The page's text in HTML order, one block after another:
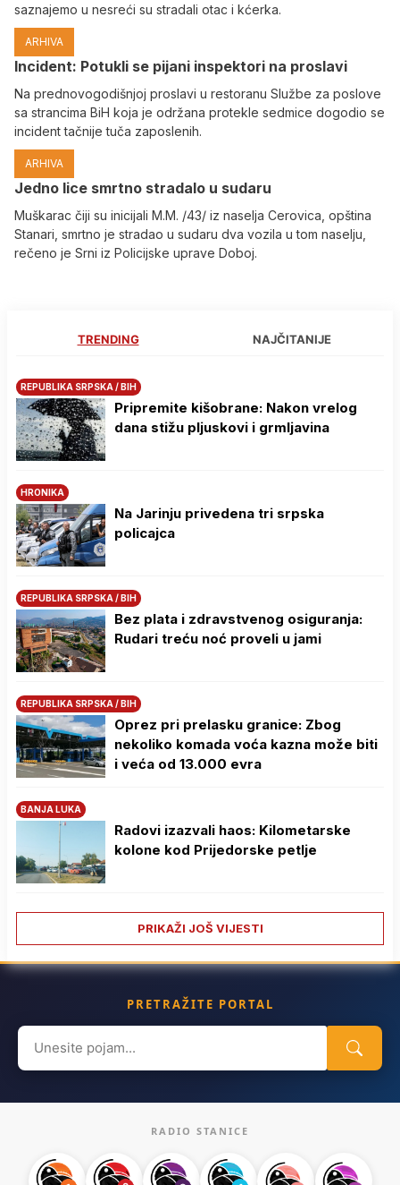
saznajemo u nesreći su stradali otac i kćerka.
ARHIVA
Incident: Potukli se pijani inspektori na proslavi
Na prednovogodišnjoj proslavi u restoranu Službe za poslove
sa strancima BiH koja je održana protekle sedmice dogodio se
incident tačnije tuča zaposlenih.
ARHIVA
Јedno lice smrtno stradalo u sudaru
Muškarac čiji su inicijali M.M. /43/ iz naselja Cerovica, opština
Stanari, smrtno je stradao u sudaru dva vozila u tom naselju,
rečeno je Srni iz Policijske uprave Doboj.
TRENDING NAJČITANIJE
REPUBLIKA SRPSKA / BIH
Pripremite kišobrane: Nakon vrelog
dana stižu pljuskovi i grmljavina
HRONIKA
Na Јarinju privedena tri srpska
policajca
REPUBLIKA SRPSKA / BIH
Bez plata i zdravstvenog osiguranja:
Rudari treću noć proveli u jami
REPUBLIKA SRPSKA / BIH
Oprez pri prelasku granice: Zbog
nekoliko komada voća kazna može biti
i veća od 13.000 evra
BANJA LUKA
Radovi izazvali haos: Kilometarske
kolone kod Prijedorske petlje
PRIKAŽI JOŠ VIJESTI
PRETRAŽITE PORTAL
Search
for:
RADIO STANICE